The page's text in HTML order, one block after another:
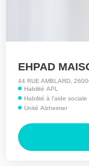
EHPAD
44 RUE AMBLARD,
Habilité APL
Habilité à l'aide sociale
Unité Alzheimer